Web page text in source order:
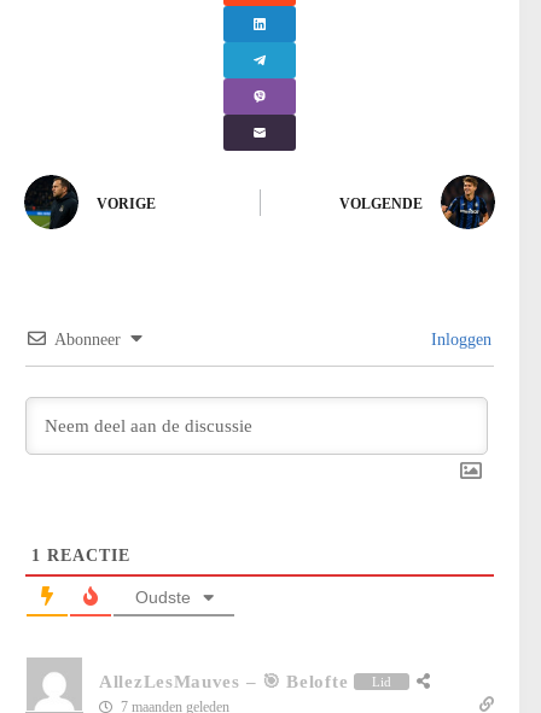
VORIGE VOLGENDE
Abonneer Inloggen
1 REACTIE
Oudste
AllezLesMauves – 🎯 Belofte Lid
7 maanden geleden